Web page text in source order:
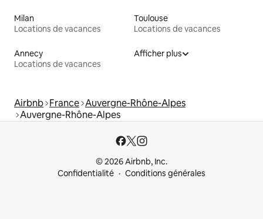
Milan
Locations de vacances
Toulouse
Locations de vacances
Annecy
Locations de vacances
Afficher plus
Airbnb France Auvergne-Rhône-Alpes
Auvergne-Rhône-Alpes
© 2026 Airbnb, Inc.
Confidentialité
Conditions générales